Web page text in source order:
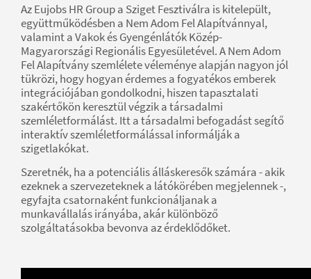
Az Eujobs HR Group a Sziget Fesztiválra is kitelepült,
együttműködésben a Nem Adom Fel Alapítvánnyal,
valamint a Vakok és Gyengénlátók Közép-
Magyarországi Regionális Egyesületével. A Nem Adom
Fel Alapítvány szemlélete véleménye alapján nagyon jól
tükrözi, hogy hogyan érdemes a fogyatékos emberek
integrációjában gondolkodni, hiszen tapasztalati
szakértőkön keresztül végzik a társadalmi
szemléletformálást. Itt a társadalmi befogadást segítő
interaktív szemléletformálással informálják a
szigetlakókat.
Szeretnék, ha a potenciális álláskeresők számára - akik
ezeknek a szervezeteknek a látókörében megjelennek -,
egyfajta csatornaként funkcionáljanak a
munkavállalás irányába, akár különböző
szolgáltatásokba bevonva az érdeklődőket.